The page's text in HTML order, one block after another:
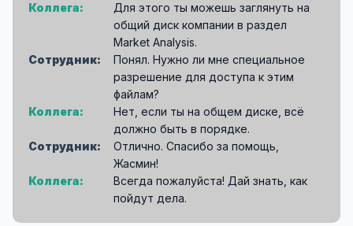
Коллега:
Для этого ты можешь заглянуть на
общий диск компании в раздел
Market Analysis.
Сотрудник:
Понял. Нужно ли мне специальное
разрешение для доступа к этим
файлам?
Коллега:
Нет, если ты на общем диске, всё
должно быть в порядке.
Сотрудник:
Отлично. Спасибо за помощь,
Жасмин!
Коллега:
Всегда пожалуйста! Дай знать, как
пойдут дела.